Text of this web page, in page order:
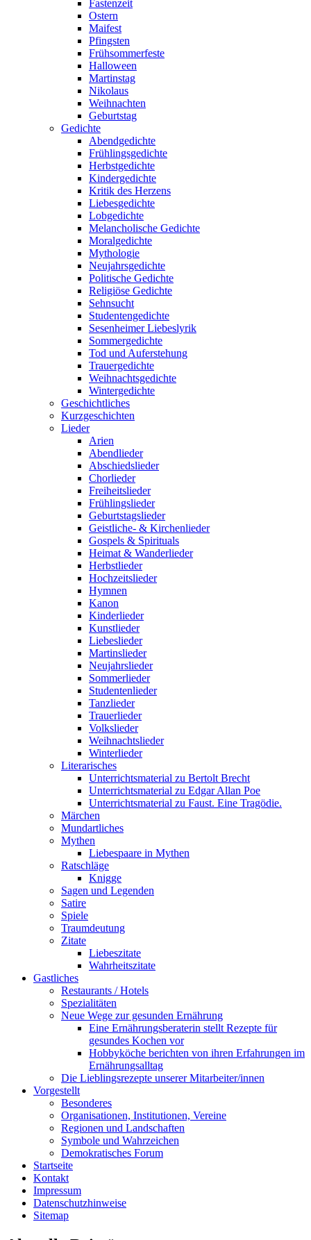
Fastenzeit
Ostern
Maifest
Pfingsten
Frühsommerfeste
Halloween
Martinstag
Nikolaus
Weihnachten
Geburtstag
Gedichte
Abendgedichte
Frühlingsgedichte
Herbstgedichte
Kindergedichte
Kritik des Herzens
Liebesgedichte
Lobgedichte
Melancholische Gedichte
Moralgedichte
Mythologie
Neujahrsgedichte
Politische Gedichte
Religiöse Gedichte
Sehnsucht
Studentengedichte
Sesenheimer Liebeslyrik
Sommergedichte
Tod und Auferstehung
Trauergedichte
Weihnachtsgedichte
Wintergedichte
Geschichtliches
Kurzgeschichten
Lieder
Arien
Abendlieder
Abschiedslieder
Chorlieder
Freiheitslieder
Frühlingslieder
Geburtstagslieder
Geistliche- & Kirchenlieder
Gospels & Spirituals
Heimat & Wanderlieder
Herbstlieder
Hochzeitslieder
Hymnen
Kanon
Kinderlieder
Kunstlieder
Liebeslieder
Martinslieder
Neujahrslieder
Sommerlieder
Studentenlieder
Tanzlieder
Trauerlieder
Volkslieder
Weihnachtslieder
Winterlieder
Literarisches
Unterrichtsmaterial zu Bertolt Brecht
Unterrichtsmaterial zu Edgar Allan Poe
Unterrichtsmaterial zu Faust. Eine Tragödie.
Märchen
Mundartliches
Mythen
Liebespaare in Mythen
Ratschläge
Knigge
Sagen und Legenden
Satire
Spiele
Traumdeutung
Zitate
Liebeszitate
Wahrheitszitate
Gastliches
Restaurants / Hotels
Spezialitäten
Neue Wege zur gesunden Ernährung
Eine Ernährungsberaterin stellt Rezepte für
gesundes Kochen vor
Hobbyköche berichten von ihren Erfahrungen im
Ernährungsalltag
Die Lieblingsrezepte unserer Mitarbeiter/innen
Vorgestellt
Besonderes
Organisationen, Institutionen, Vereine
Regionen und Landschaften
Symbole und Wahrzeichen
Demokratisches Forum
Startseite
Kontakt
Impressum
Datenschutzhinweise
Sitemap